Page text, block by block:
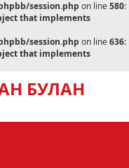
session.php on line580:
that implements
session.php on line636:
that implements
БУЛАН